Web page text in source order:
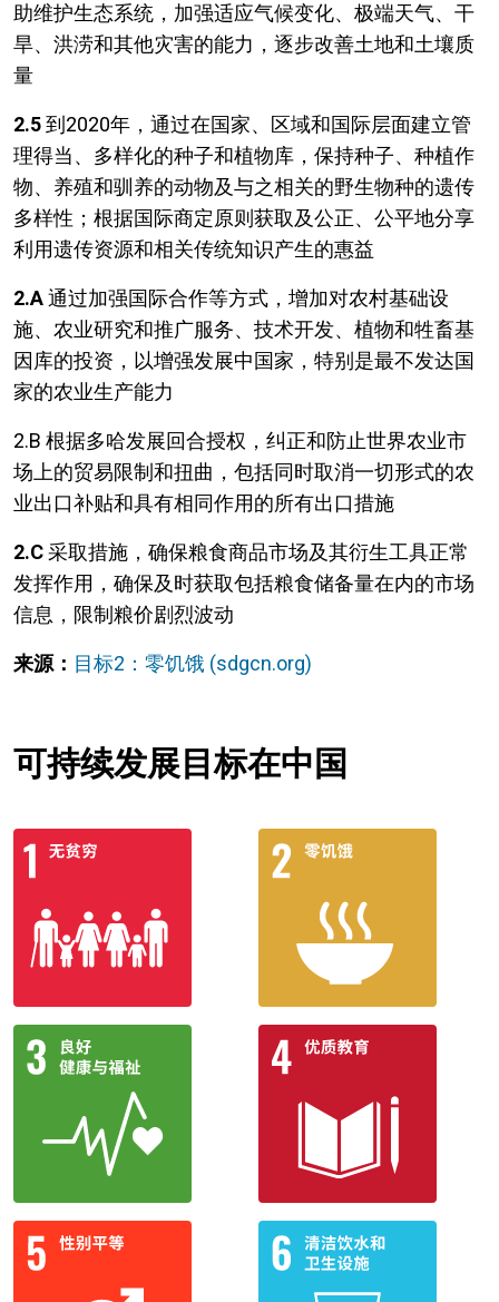
助维护生态系统，加强适应气候变化、极端天气、干
旱、洪涝和其他灾害的能力，逐步改善土地和土壤质
量
2.5到2020年，通过在国家、区域和国际层面建立管
理得当、多样化的种子和植物库，保持种子、种植作
物、养殖和驯养的动物及与之相关的野生物种的遗传
多样性；根据国际商定原则获取及公正、公平地分享
利用遗传资源和相关传统知识产生的惠益
2.A通过加强国际合作等方式，增加对农村基础设
施、农业研究和推广服务、技术开发、植物和牲畜基
因库的投资，以增强发展中国家，特别是最不发达国
家的农业生产能力
2.B 根据多哈发展回合授权，纠正和防止世界农业市
场上的贸易限制和扭曲，包括同时取消一切形式的农
业出口补贴和具有相同作用的所有出口措施
2.C采取措施，确保粮食商品市场及其衍生工具正常
发挥作用，确保及时获取包括粮食储备量在内的市场
信息，限制粮价剧烈波动
来源： 目标2：零饥饿 (sdgcn.org)
可持续发展目标在中国